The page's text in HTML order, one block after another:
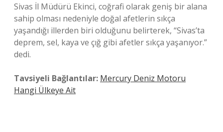
Sivas İl Müdürü Ekinci, coğrafi olarak geniş bir alana
sahip olması nedeniyle doğal afetlerin sıkça
yaşandığı illerden biri olduğunu belirterek, “Sivas’ta
deprem, sel, kaya ve çığ gibi afetler sıkça yaşanıyor.”
dedi.
Tavsiyeli Bağlantılar: Mercury Deniz Motoru
Hangi Ülkeye Ait